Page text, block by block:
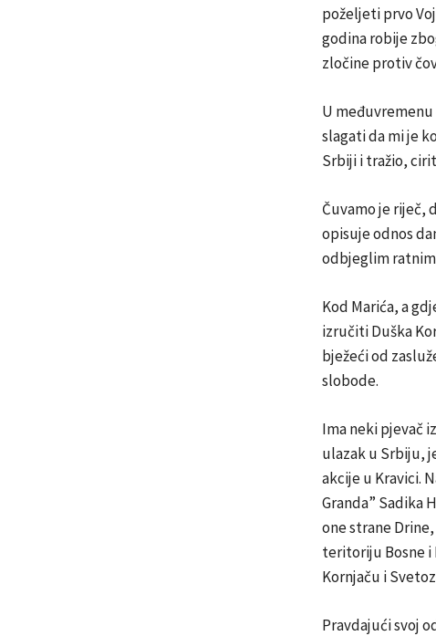
poželjeti prvo
godina robije
zločine protiv
U
slagati da mi je
Srbiji i tražio,
Čuvamo je riječ,
opisuje odnos
odbjeglim
Kod Marića, a
izručiti Duška
bježeći od
slobode.
Ima neki pjevač
ulazak u Srbiju,
akcije u Kravici.
Granda” Sadika
one strane
teritoriju Bosne i
Kornjaču i
Pravdajući svoj